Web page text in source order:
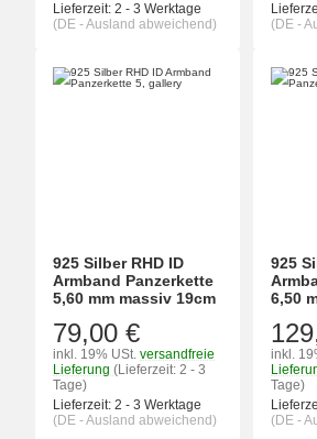
Lieferzeit: 2 - 3 Werktage
(DE - Ausland abweichend)
(DE -
925 Silber RHD ID
Armband Panzerkette
5,60 mm massiv 19cm
79,00 €
inkl. 19% USt. versandfreie
Lieferung (Lieferzeit: 2 - 3
Tage)
Lieferzeit: 2 - 3 Werktage
(DE - Ausland abweichend)
925
6,50
inkl.
Tage)
(DE -